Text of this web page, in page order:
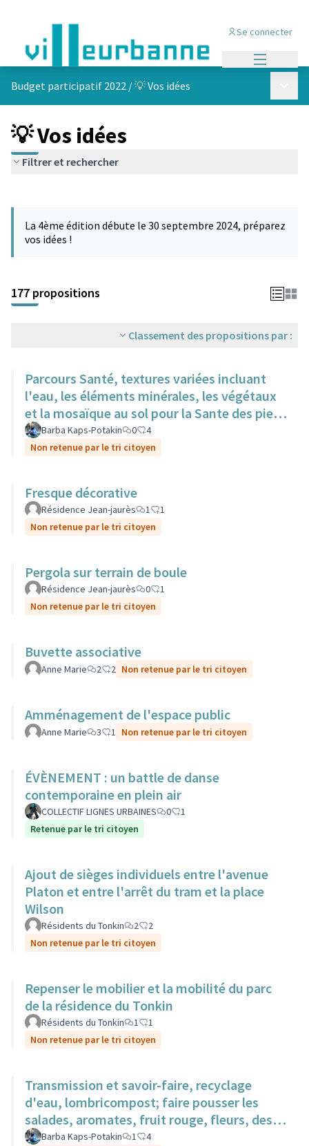
Se connecter
Budget participatif 2022 /💡 Vos idées
💡 Vos idées
Filtrer et rechercher
−
La 4ème édition débute le 30 septembre 2024, préparez
vos idées !
177 propositions
Classement des propositions par :
Parcours Santé, textures variées incluant
l'eau, les éléments minérales, les végétaux
et la mosaïque au sol pour la Sante des pieds
nus.Barba Kaps-Potakin 0
4
Non retenue par le tri citoyen
Fresque décorative
Résidence Jean-jaurès 1
1
Non retenue par le tri citoyen
Pergola sur terrain de boule
Résidence Jean-jaurès 0
1
Non retenue par le tri citoyen
Buvette associative
Anne Marie 2 2 Non retenue par le tri citoyen
Amménagement de l'espace public
Anne Marie 3 1 Non retenue par le tri citoyen
ÉVÈNEMENT : un battle de danse
contemporaine en plein air
COLLECTIF LIGNES URBAINES 0
1
Retenue par le tri citoyen
Ajout de sièges individuels entre l'avenue
Platon et entre l'arrêt du tram et la place
Wilson
Résidents du Tonkin 2
2
Non retenue par le tri citoyen
Repenser le mobilier et la mobilité du parc
de la résidence du Tonkin
Résidents du Tonkin 1
1
Non retenue par le tri citoyen
Transmission et savoir-faire, recyclage
d'eau, lombricompost; faire pousser les
salades, aromates, fruit rouge, fleurs, des
surfaces sur des toits.
Barba Kaps-Potakin 1
4